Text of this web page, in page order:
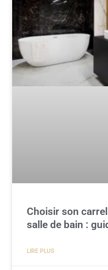
Choisir son
salle de bain :
LIRE PLUS